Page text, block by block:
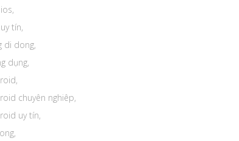
,
tín,
di dong,
dụng,
,
chuyên nghiêp,
uy tín,
,